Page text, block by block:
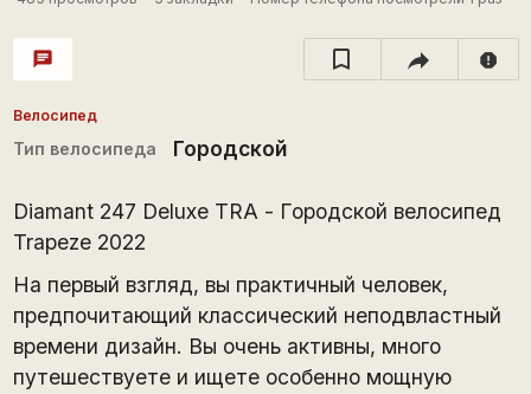
chat report
Велосипед
Тип велосипеда Городской
Diamant 247 Deluxe TRA - Городской велосипед
Trapeze 2022
На первый взгляд, вы практичный человек,
предпочитающий классический неподвластный
времени дизайн. Вы очень активны, много
путешествуете и ищете особенно мощную